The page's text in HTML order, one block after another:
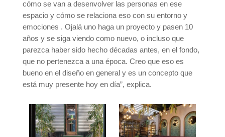
cómo se van a desenvolver las personas en ese
espacio y cómo se relaciona eso con su entorno y
emociones . Ojalá uno haga un proyecto y pasen 10
años y se siga viendo como nuevo, o incluso que
parezca haber sido hecho décadas antes, en el fondo,
que no pertenezca a una época. Creo que eso es
bueno en el diseño en general y es un concepto que
está muy presente hoy en día”, explica.